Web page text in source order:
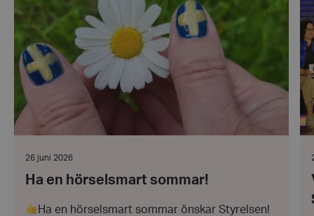
hörselsmart
sommar!
Datum:
juni
26 juni 2026
Ha en hörselsmart sommar!
Ha en hörselsmart sommar önskar Styrelsen!
ha
en
wordpress_test_cookie
Inc.
PHPSESSID